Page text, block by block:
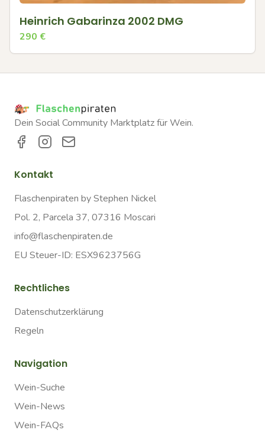
Heinrich Gabarinza 2002 DMG
290 €
Dein Social Community Marktplatz für Wein.
Kontakt
Flaschenpiraten by Stephen Nickel
Pol. 2, Parcela 37, 07316 Moscari
info@flaschenpiraten.de
EU Steuer-ID: ESX9623756G
Rechtliches
Datenschutzerklärung
Regeln
Navigation
Wein-Suche
Wein-News
Wein-FAQs